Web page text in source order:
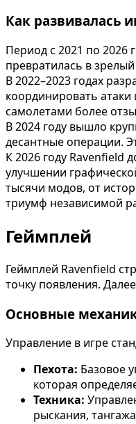
Как развивалась
Период с 2021 по 2026
превратилась в
В 2022–2023 годах
координировать атаки
самолетами более
В 2024 году вышло
десантные операции.
К 2026 году Ravenfield
улучшении
тысячи модов, от
триумф независимой
Геймплей
Геймплей Ravenfield
точку появления.
Основные
Управление в игре
Пехота: Базовое
которая
Техника:
рыскания,